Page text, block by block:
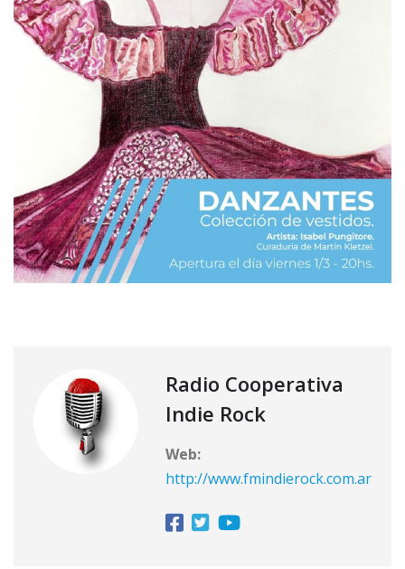
Radio Cooperativa
Indie Rock
Web:
http://www.fmindierock.com.ar